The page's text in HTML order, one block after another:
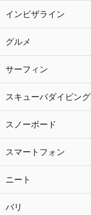
インビザライン
グルメ
サーフィン
スキューバダイビング
スノーボード
スマートフォン
ニート
バリ